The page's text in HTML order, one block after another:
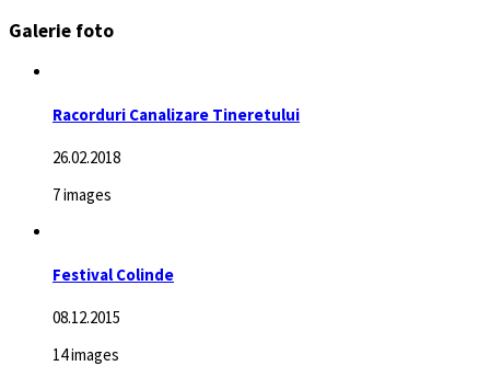
Galerie foto
Racorduri Canalizare Tineretului
26.02.2018
7 images
Festival Colinde
08.12.2015
14 images